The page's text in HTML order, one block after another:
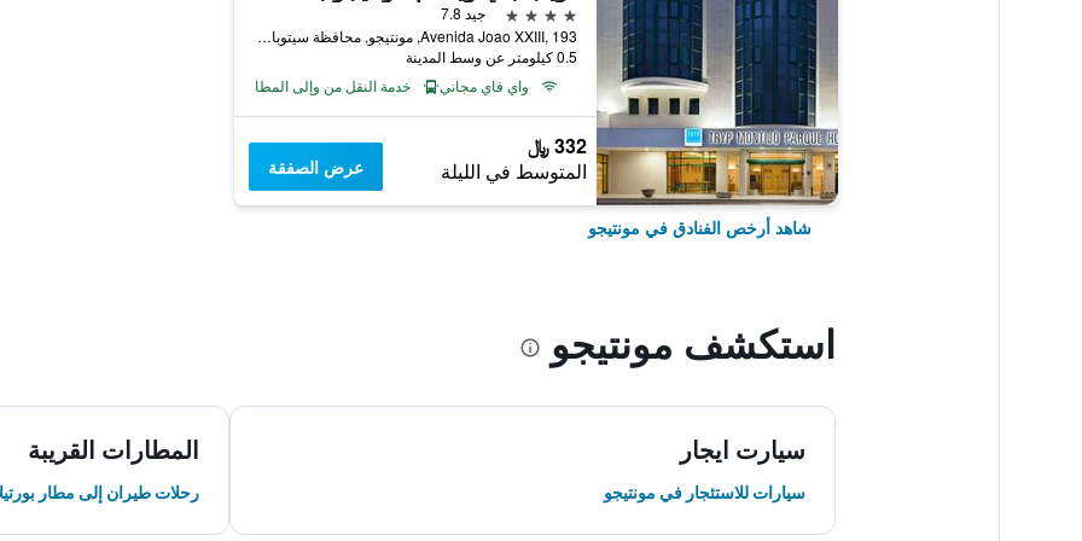
4 نجوم
جيد 7.8
Avenida Joao XXIII, 193, مونتيجو, محافظة سيتوبال, البرتغال
0.5 كيلومتر عن وسط المدينة
واي فاي مجاني
خدمة النقل من وإلى المطار
332 ﷼
المتوسط في الليلة عرض الصفقة
شاهد أرخص الفنادق في مونتيجو
استكشف مونتيجو
سيارت ايجار
سيارات للاستئجار في مونتيجو
المطارات القريبة
رحلات طيران إلى مطار